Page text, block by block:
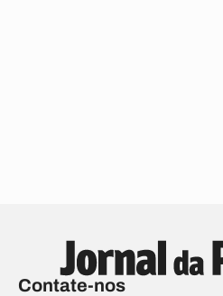
Contate-nos